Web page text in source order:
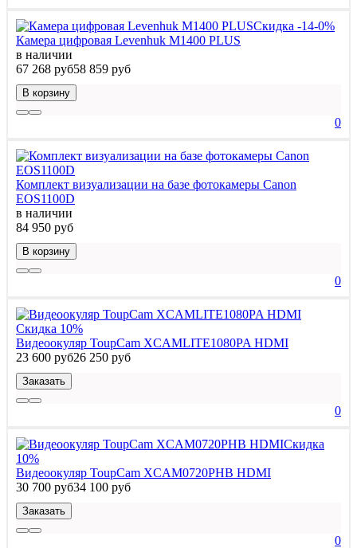
Скидка -14-0%
Камера цифровая Levenhuk M1400 PLUS
в наличии
67 268 руб58 859 руб
В корзину
0
Комплект визуализации на базе фотокамеры Canon
EOS1100D
в наличии
84 950 руб
В корзину
0
Скидка 10%
Видеоокуляр ToupCam XCAMLITE1080PA HDMI
23 600 руб26 250 руб
Заказать
0
Скидка
10%
Видеоокуляр ToupCam XCAM0720PHB HDMI
30 700 руб34 100 руб
Заказать
0